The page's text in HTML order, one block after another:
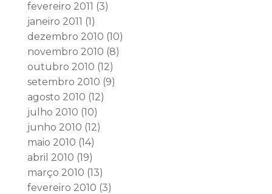
fevereiro 2011 (3)
janeiro 2011 (1)
dezembro 2010 (10)
novembro 2010 (8)
outubro 2010 (12)
setembro 2010 (9)
agosto 2010 (12)
julho 2010 (10)
junho 2010 (12)
maio 2010 (14)
abril 2010 (19)
março 2010 (13)
fevereiro 2010 (3)